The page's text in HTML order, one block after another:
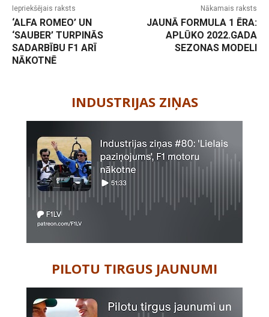
Iepriekšējais raksts
‘ALFA ROMEO’ UN
‘SAUBER’ TURPINĀS
SADARBĪBU F1 ARĪ
NĀKOTNĒ
Nākamais raksts
JAUNĀ FORMULA 1 ĒRA:
APLŪKO 2022.GADA
SEZONAS MODELI
INDUSTRIJAS ZIŅAS
PILOTU TIRGUS JAUNUMI